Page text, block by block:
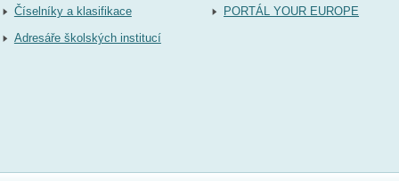
Číselníky a klasifikace
Adresáře školských institucí
PORTÁL YOUR EUROPE